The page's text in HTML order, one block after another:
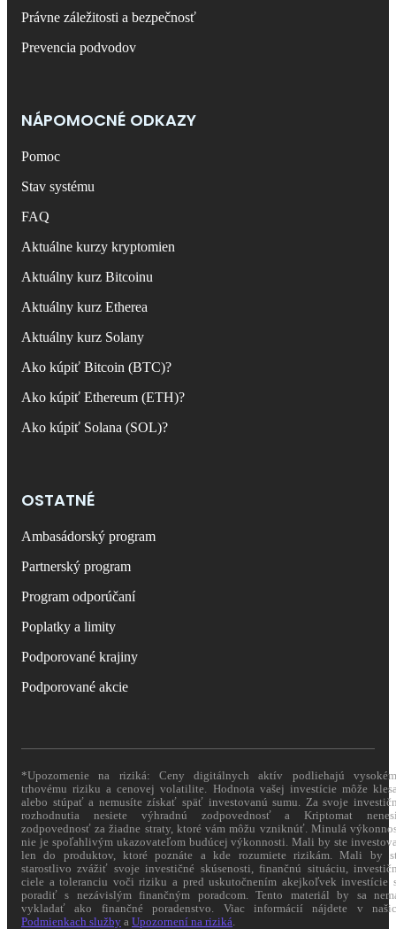
Právne záležitosti a bezpečnosť
Prevencia podvodov
NÁPOMOCNÉ ODKAZY
Pomoc
Stav systému
FAQ
Aktuálne kurzy kryptomien
Aktuálny kurz Bitcoinu
Aktuálny kurz Etherea
Aktuálny kurz Solany
Ako kúpiť Bitcoin (BTC)?
Ako kúpiť Ethereum (ETH)?
Ako kúpiť Solana (SOL)?
OSTATNÉ
Ambasádorský program
Partnerský program
Program odporúčaní
Poplatky a limity
Podporované krajiny
Podporované akcie
*Upozornenie na riziká: Ceny digitálnych aktív podliehajú
trhovému riziku a cenovej volatilite. Hodnota vašej investície môže
alebo stúpať a nemusíte získať späť investovanú sumu. Za svoje
rozhodnutia nesiete výhradnú zodpovednosť a Kriptomat
zodpovednosť za žiadne straty, ktoré vám môžu vzniknúť. Minulá
nie je spoľahlivým ukazovateľom budúcej výkonnosti. Mali by ste
len do produktov, ktoré poznáte a kde rozumiete rizikám. Mali by
starostlivo zvážiť svoje investičné skúsenosti, finančnú situáciu,
ciele a toleranciu voči riziku a pred uskutočnením akejkoľvek investície
poradiť s nezávislým finančným poradcom. Tento materiál by sa
vykladať ako finančné poradenstvo. Viac informácií nájdete v
Podmienkach služby a Upozornení na riziká